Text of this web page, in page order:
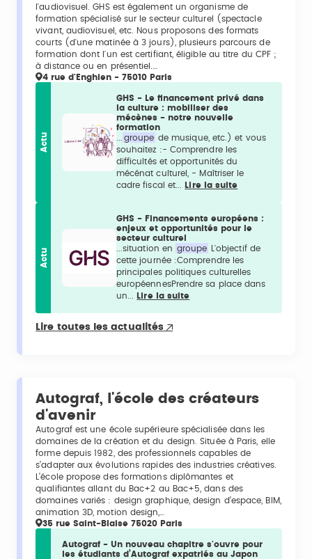
l'audiovisuel. GHS est également un organisme de
formation spécialisé sur le secteur culturel (spectacle
vivant, audiovisuel, etc. Nous proposons des formats
courts (d'une matinée à 3 jours), plusieurs parcours de
formation dont l'un est certifiant, éligible au titre du CPF ;
à distance ou en présentiel.…
4 rue d'Enghien - 75010 Paris
Actu
GHS - Le financement privé dans
la culture : mobiliser des
mécènes - notre nouvelle
formation
groupe de musique, etc.) et vous
souhaitez :- Comprendre les
difficultés et opportunités du
mécénat culturel, - Maîtriser le
cadre fiscal et...
Lire la suite
Actu
GHS - Financements européens :
enjeux et opportunités pour le
secteur culturel
...situation en groupe
L'objectif de
cette journée :Comprendre les
principales politiques culturelles
européennesPrendre sa place dans
un...
Lire la suite
Lire toutes les actualités
Autograf, l'école des créateurs
d'avenir
Autograf est une école supérieure spécialisée dans les
domaines de la création et du design. Située à Paris, elle
forme depuis 1982, des professionnels capables de
s’adapter aux évolutions rapides des industries créatives.
L’école propose des formations diplômantes et
qualifiantes allant du Bac+2 au Bac+5, dans des
domaines variés : design graphique, design d’espace, BIM,
animation 3D, motion design,…
35 rue Saint-Blaise 75020 Paris
Autograf - Un nouveau chapitre s'ouvre pour
les étudiants d’Autograf expatriés au Japon